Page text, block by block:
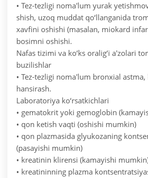
• Tez-tezligi noma'lum yurak
shish, uzoq muddat qo‘llanganida
xavfini oshishi (masalan, miokard
bosimni oshishi.
Nafas tizimi va ko‘ks oralig‘i a'zolari
buzilishlar
• Tez-tezligi noma'lum bronxial
hansirash.
Laboratoriya ko‘rsatkichlari
• gematokrit yoki gemoglobin
• qon ketish vaqti (oshishi mumkin)
• qon plazmasida glyukozaning
(pasayishi mumkin)
• kreatinin klirensi (kamayishi
• kreatininning plazma